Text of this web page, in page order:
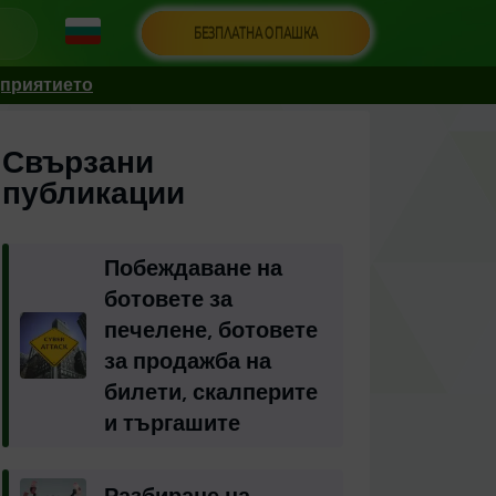
БЕЗПЛАТНА ОПАШКА
Свързани
публикации
Побеждаване на
ботовете за
печелене, ботовете
за продажба на
билети, скалперите
и търгашите